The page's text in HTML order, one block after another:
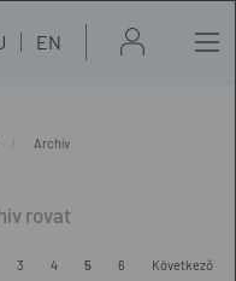
EN
Archív
3 4 5 6 Következő